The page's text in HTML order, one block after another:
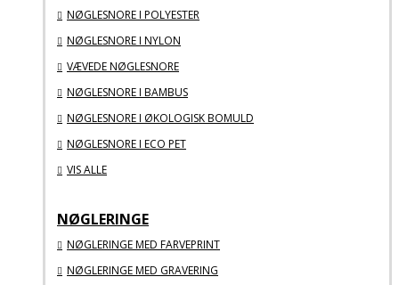
NØGLESNORE I POLYESTER
NØGLESNORE I NYLON
VÆVEDE NØGLESNORE
NØGLESNORE I BAMBUS
NØGLESNORE I ØKOLOGISK BOMULD
NØGLESNORE I ECO PET
VIS ALLE
NØGLERINGE
NØGLERINGE MED FARVEPRINT
NØGLERINGE MED GRAVERING